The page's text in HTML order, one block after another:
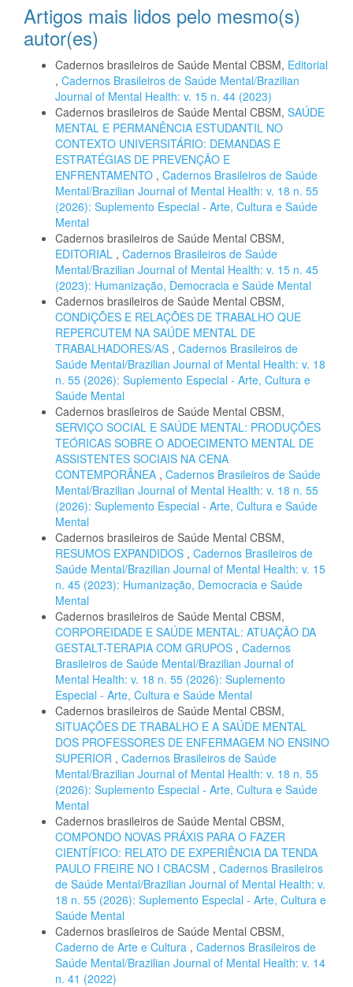
Artigos mais lidos pelo mesmo(s)
autor(es)
Cadernos brasileiros de Saúde Mental CBSM, Editorial
, Cadernos Brasileiros de Saúde Mental/Brazilian
Journal of Mental Health: v. 15 n. 44 (2023)
Cadernos brasileiros de Saúde Mental CBSM, SAÚDE
MENTAL E PERMANÊNCIA ESTUDANTIL NO
CONTEXTO UNIVERSITÁRIO: DEMANDAS E
ESTRATÉGIAS DE PREVENÇÃO E
ENFRENTAMENTO , Cadernos Brasileiros de Saúde
Mental/Brazilian Journal of Mental Health: v. 18 n. 55
(2026): Suplemento Especial - Arte, Cultura e Saúde
Mental
Cadernos brasileiros de Saúde Mental CBSM,
EDITORIAL , Cadernos Brasileiros de Saúde
Mental/Brazilian Journal of Mental Health: v. 15 n. 45
(2023): Humanização, Democracia e Saúde Mental
Cadernos brasileiros de Saúde Mental CBSM,
CONDIÇÕES E RELAÇÕES DE TRABALHO QUE
REPERCUTEM NA SAÚDE MENTAL DE
TRABALHADORES/AS , Cadernos Brasileiros de
Saúde Mental/Brazilian Journal of Mental Health: v. 18
n. 55 (2026): Suplemento Especial - Arte, Cultura e
Saúde Mental
Cadernos brasileiros de Saúde Mental CBSM,
SERVIÇO SOCIAL E SAÚDE MENTAL: PRODUÇÕES
TEÓRICAS SOBRE O ADOECIMENTO MENTAL DE
ASSISTENTES SOCIAIS NA CENA
CONTEMPORÂNEA , Cadernos Brasileiros de Saúde
Mental/Brazilian Journal of Mental Health: v. 18 n. 55
(2026): Suplemento Especial - Arte, Cultura e Saúde
Mental
Cadernos brasileiros de Saúde Mental CBSM,
RESUMOS EXPANDIDOS , Cadernos Brasileiros de
Saúde Mental/Brazilian Journal of Mental Health: v. 15
n. 45 (2023): Humanização, Democracia e Saúde
Mental
Cadernos brasileiros de Saúde Mental CBSM,
CORPOREIDADE E SAÚDE MENTAL: ATUAÇÃO DA
GESTALT-TERAPIA COM GRUPOS , Cadernos
Brasileiros de Saúde Mental/Brazilian Journal of
Mental Health: v. 18 n. 55 (2026): Suplemento
Especial - Arte, Cultura e Saúde Mental
Cadernos brasileiros de Saúde Mental CBSM,
SITUAÇÕES DE TRABALHO E A SAÚDE MENTAL
DOS PROFESSORES DE ENFERMAGEM NO ENSINO
SUPERIOR , Cadernos Brasileiros de Saúde
Mental/Brazilian Journal of Mental Health: v. 18 n. 55
(2026): Suplemento Especial - Arte, Cultura e Saúde
Mental
Cadernos brasileiros de Saúde Mental CBSM,
COMPONDO NOVAS PRÁXIS PARA O FAZER
CIENTÍFICO: RELATO DE EXPERIÊNCIA DA TENDA
PAULO FREIRE NO I CBACSM , Cadernos Brasileiros
de Saúde Mental/Brazilian Journal of Mental Health: v.
18 n. 55 (2026): Suplemento Especial - Arte, Cultura e
Saúde Mental
Cadernos brasileiros de Saúde Mental CBSM,
Caderno de Arte e Cultura , Cadernos Brasileiros de
Saúde Mental/Brazilian Journal of Mental Health: v. 14
n. 41 (2022)